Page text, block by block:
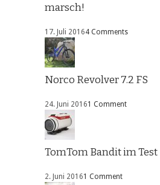
marsch!
17. Juli 20164 Comments
Norco Revolver 7.2 FS
24. Juni 20161 Comment
TomTom Bandit im Test
2. Juni 20161 Comment